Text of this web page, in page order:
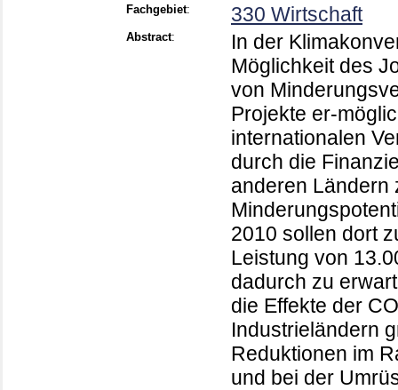
Fachgebiet: 330 Wirtschaft
Abstract:
In der
Möglichkeit des
von
Projekte er-
internationalen
durch die
anderen Ländern
2010 sollen dort
Leistung von
dadurch zu
die Effekte der
Industrieländern
Reduktionen im
und bei der